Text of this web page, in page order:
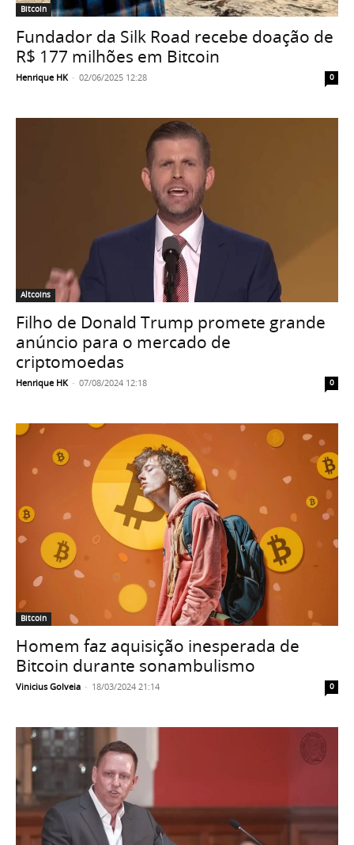
Bitcoin
Fundador da Silk Road recebe doação de
R$ 177 milhões em Bitcoin
Henrique HK - 02/06/2025 12:28 0
Altcoins
Filho de Donald Trump promete grande
anúncio para o mercado de
criptomoedas
Henrique HK - 07/08/2024 12:18 0
Bitcoin
Homem faz aquisição inesperada de
Bitcoin durante sonambulismo
Vinicius Golveia - 18/03/2024 21:14 0